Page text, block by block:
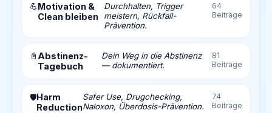
💪Motivation &
Clean bleiben
Durchhalten, Trigger
meistern, Rückfall-
Prävention.
64
Beiträge
📓 Abstinenz-
Tagebuch
Dein Weg in die Abstinenz
— dokumentiert.
81
Beiträge
🛡️Harm
Reduction
Safer Use, Drugchecking,
Naloxon, Überdosis-Prävention.
74
Beiträge